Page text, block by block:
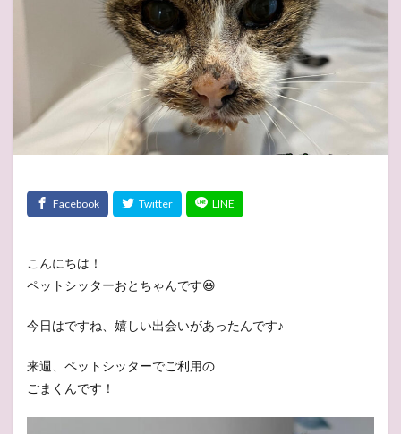
こんにちは！
ペットシッターおとちゃんです😃
今日はですね、嬉しい出会いがあったんです♪
来週、ペットシッターでご利用の
ごまくんです！